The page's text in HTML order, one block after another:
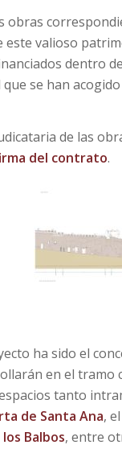
obras
este valioso
dentro
que se han
de las
del contrato.
ha sido el
en el tramo
tanto
de Santa Ana, el
Balbos, entre